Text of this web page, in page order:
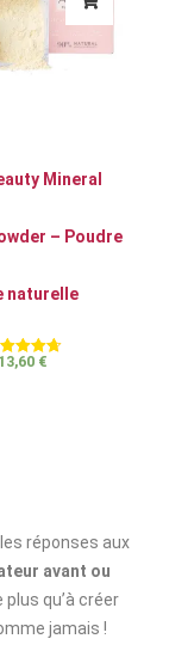
Mineral
– Poudre
naturelle
Note
13,60 €
réponses aux
avant ou
plus qu’à créer
jamais !